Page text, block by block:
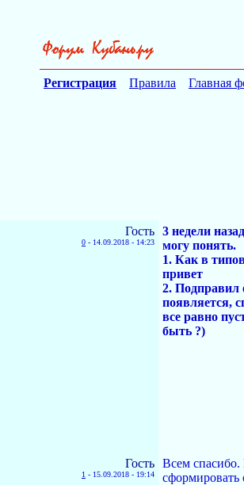
Регистрация Правила Главная
Гость
0 - 14.09.2018 - 14:23
3 недели
могу понять.
1. Как в
привет
2. Подправил
появляется,
все равно
быть ?)
Гость
1 - 15.09.2018 - 19:14
Всем спасибо.
сформировать